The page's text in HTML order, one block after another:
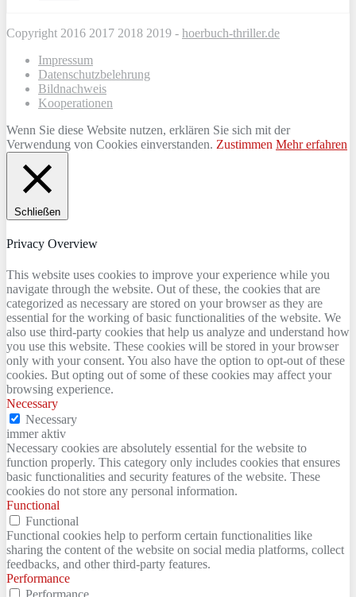
Copyright 2016 2017 2018 2019 - hoerbuch-thriller.de
Impressum
Datenschutzbelehrung
Bildnachweis
Kooperationen
Wenn Sie diese Website nutzen, erklären Sie sich mit der
Verwendung von Cookies einverstanden. Zustimmen Mehr erfahren
Schließen
Privacy Overview
This website uses cookies to improve your experience while you
navigate through the website. Out of these, the cookies that are
categorized as necessary are stored on your browser as they are
essential for the working of basic functionalities of the website. We
also use third-party cookies that help us analyze and understand how
you use this website. These cookies will be stored in your browser
only with your consent. You also have the option to opt-out of these
cookies. But opting out of some of these cookies may affect your
browsing experience.
Necessary
Necessary
immer aktiv
Necessary cookies are absolutely essential for the website to
function properly. This category only includes cookies that ensures
basic functionalities and security features of the website. These
cookies do not store any personal information.
Functional
Functional
Functional cookies help to perform certain functionalities like
sharing the content of the website on social media platforms, collect
feedbacks, and other third-party features.
Performance